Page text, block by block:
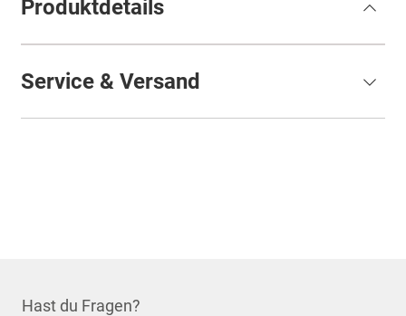
Produktdetails
Service & Versand
Hast du Fragen?